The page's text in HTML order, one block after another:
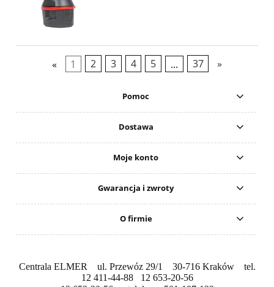
« 1 2 3 4 5 ... 37 »
Pomoc
Dostawa
Moje konto
Gwarancja i zwroty
O firmie
Centrala ELMER ul. Przewóz 29/1 30-716 Kraków tel.
12 411-44-88 12 653-20-56